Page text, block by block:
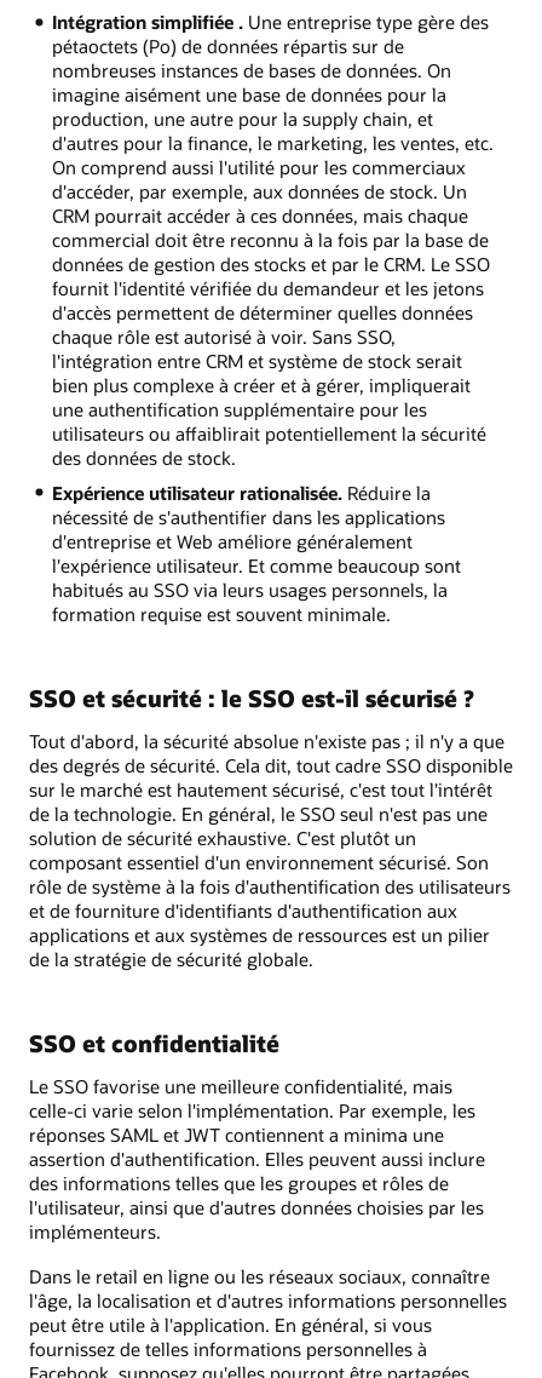
Intégration simplifiée .Une entreprise type gère des
pétaoctets (Po) de données répartis sur de
nombreuses instances de bases de données. On
imagine aisément une base de données pour la
production, une autre pour la supply chain, et
d'autres pour la finance, le marketing, les ventes, etc.
On comprend aussi l'utilité pour les commerciaux
d'accéder, par exemple, aux données de stock. Un
CRM pourrait accéder à ces données, mais chaque
commercial doit être reconnu à la fois par la base de
données de gestion des stocks et par le CRM. Le SSO
fournit l'identité vérifiée du demandeur et les jetons
d'accès permettent de déterminer quelles données
chaque rôle est autorisé à voir. Sans SSO,
l'intégration entre CRM et système de stock serait
bien plus complexe à créer et à gérer, impliquerait
une authentification supplémentaire pour les
utilisateurs ou affaiblirait potentiellement la sécurité
des données de stock.
Expérience utilisateur rationalisée.Réduire la
nécessité de s'authentifier dans les applications
d'entreprise et Web améliore généralement
l'expérience utilisateur. Et comme beaucoup sont
habitués au SSO via leurs usages personnels, la
formation requise est souvent minimale.
SSO et sécurité : le SSO est‑il sécurisé ?
Tout d'abord, la sécurité absolue n'existe pas ; il n'y a que
des degrés de sécurité. Cela dit, tout cadre SSO disponible
sur le marché est hautement sécurisé, c'est tout l'intérêt
de la technologie. En général, le SSO seul n'est pas une
solution de sécurité exhaustive. C'est plutôt un
composant essentiel d'un environnement sécurisé. Son
rôle de système à la fois d'authentification des utilisateurs
et de fourniture d'identifiants d'authentification aux
applications et aux systèmes de ressources est un pilier
de la stratégie de sécurité globale.
SSO et confidentialité
Le SSO favorise une meilleure confidentialité, mais
celle‑ci varie selon l'implémentation. Par exemple, les
réponses SAML et JWT contiennent a minima une
assertion d'authentification. Elles peuvent aussi inclure
des informations telles que les groupes et rôles de
l'utilisateur, ainsi que d'autres données choisies par les
implémenteurs.
Dans le retail en ligne ou les réseaux sociaux, connaître
l'âge, la localisation et d'autres informations personnelles
peut être utile à l'application. En général, si vous
fournissez de telles informations personnelles à
Facebook, supposez qu'elles pourront être partagées,